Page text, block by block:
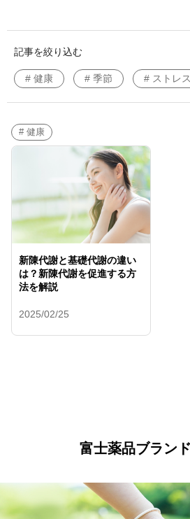
記事を絞り込む
# 健康 # 季節 # ストレス
# 健康
新陳代謝と基礎代謝の違い
は？新陳代謝を促進する方
法を解説
2025/02/25
富士薬品ブラン